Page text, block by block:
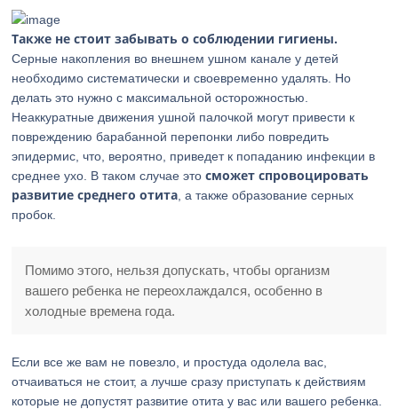
Также не стоит забывать о соблюдении гигиены.
Серные накопления во внешнем ушном канале у детей
необходимо систематически и своевременно удалять. Но
делать это нужно с максимальной осторожностью.
Неаккуратные движения ушной палочкой могут привести к
повреждению барабанной перепонки либо повредить
эпидермис, что, вероятно, приведет к попаданию инфекции в
среднее ухо. В таком случае этосможет спровоцировать
развитие среднего отита , а также образование серных
пробок.
Помимо этого, нельзя допускать, чтобы организм
вашего ребенка не переохлаждался, особенно в
холодные времена года.
Если все же вам не повезло, и простуда одолела вас,
отчаиваться не стоит, а лучше сразу приступать к действиям
которые не допустят развитие отита у вас или вашего ребенка.